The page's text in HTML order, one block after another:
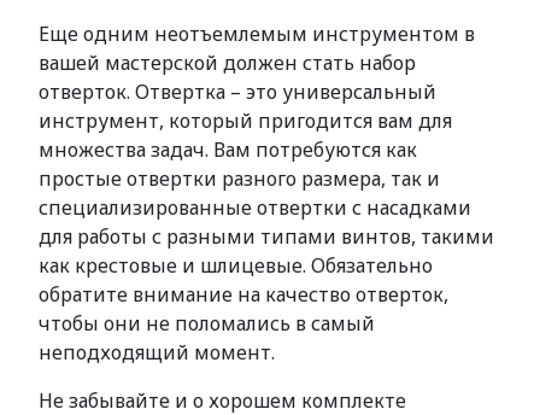
Еще одним неотъемлемым инструментом в
вашей мастерской должен стать набор
отверток. Отвертка – это универсальный
инструмент, который пригодится вам для
множества задач. Вам потребуются как
простые отвертки разного размера, так и
специализированные отвертки с насадками
для работы с разными типами винтов, такими
как крестовые и шлицевые. Обязательно
обратите внимание на качество отверток,
чтобы они не поломались в самый
неподходящий момент.
Не забывайте и о хорошем комплекте